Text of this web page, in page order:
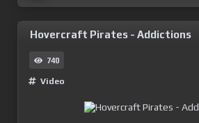
Hovercraft Pirates - Addictions
740
Video